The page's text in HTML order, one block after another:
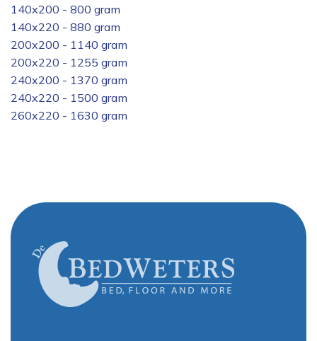
140x200 - 800 gram
140x220 - 880 gram
200x200 - 1140 gram
200x220 - 1255 gram
240x200 - 1370 gram
240x220 - 1500 gram
260x220 - 1630 gram